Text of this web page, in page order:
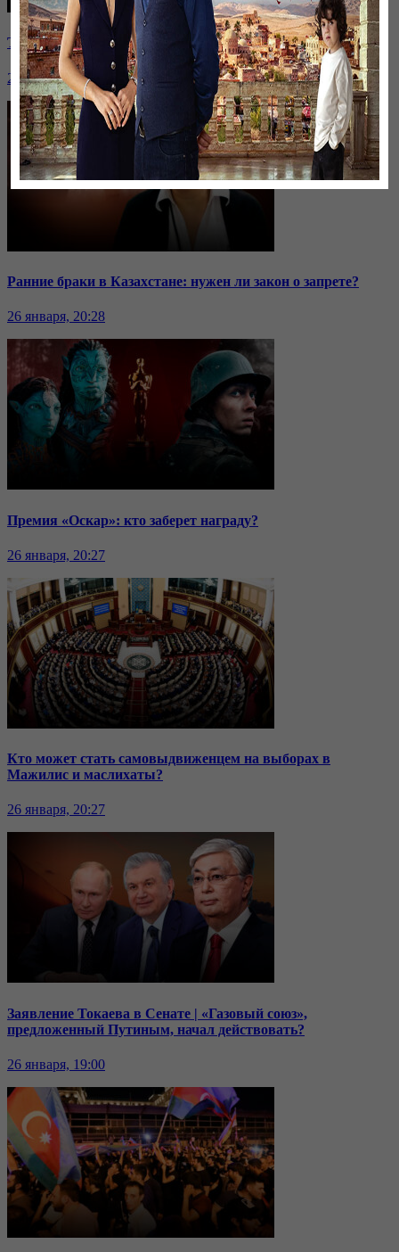
Токаев высказался о выборах и критике власти
26 января, 20:28
Ранние браки в Казахстане: нужен ли закон о запрете?
26 января, 20:28
Премия «Оскар»: кто заберет награду?
26 января, 20:27
Кто может стать самовыдвиженцем на выборах в
Мажилис и маслихаты?
26 января, 20:27
Заявление Токаева в Сенате | «Газовый союз»,
предложенный Путиным, начал действовать?
26 января, 19:00